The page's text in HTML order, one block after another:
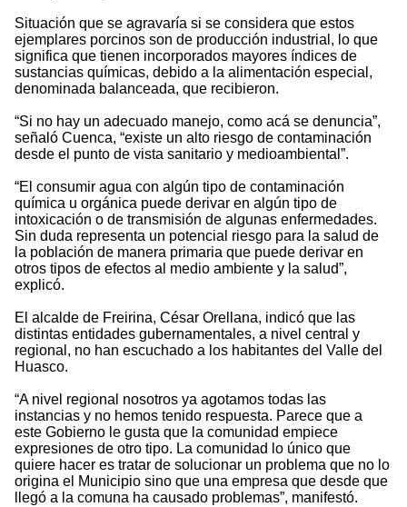
Situación que se agravaría si se considera que estos
ejemplares porcinos son de producción industrial, lo que
significa que tienen incorporados mayores índices de
sustancias químicas, debido a la alimentación especial,
denominada balanceada, que recibieron.
“Si no hay un adecuado manejo, como acá se denuncia”,
señaló Cuenca, “existe un alto riesgo de contaminación
desde el punto de vista sanitario y medioambiental”.
“El consumir agua con algún tipo de contaminación
química u orgánica puede derivar en algún tipo de
intoxicación o de transmisión de algunas enfermedades.
Sin duda representa un potencial riesgo para la salud de
la población de manera primaria que puede derivar en
otros tipos de efectos al medio ambiente y la salud”,
explicó.
El alcalde de Freirina, César Orellana, indicó que las
distintas entidades gubernamentales, a nivel central y
regional, no han escuchado a los habitantes del Valle del
Huasco.
“A nivel regional nosotros ya agotamos todas las
instancias y no hemos tenido respuesta. Parece que a
este Gobierno le gusta que la comunidad empiece
expresiones de otro tipo. La comunidad lo único que
quiere hacer es tratar de solucionar un problema que no lo
origina el Municipio sino que una empresa que desde que
llegó a la comuna ha causado problemas”, manifestó.